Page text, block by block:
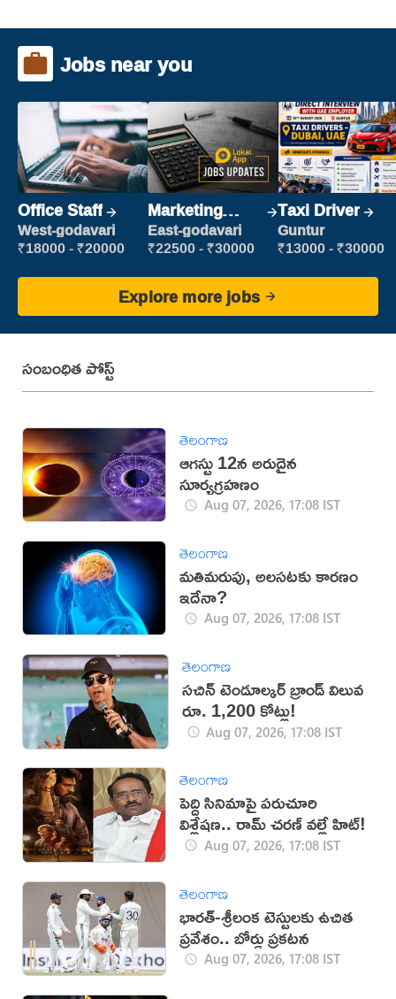
Jobs near you
Office Staff
West-godavari
₹18000 - ₹20000
Marketing
Executive
East-godavari
₹22500 - ₹30000
Taxi Driver
Guntur
₹13000 - ₹30000
Explore more jobs
సంబంధిత పోస్ట్
తెలంగాణ
ఆగస్టు 12న అరుదైన
సూర్యగ్రహణం
Aug 07, 2026, 17:08 IST
తెలంగాణ
మతిమరుపు, అలసటకు కారణం
ఇదేనా?
Aug 07, 2026, 17:08 IST
తెలంగాణ
సచిన్ టెండూల్కర్ బ్రాండ్ విలువ
రూ. 1,200 కోట్లు!
Aug 07, 2026, 17:08 IST
తెలంగాణ
పెద్ది సినిమాపై పరుచూరి
విశ్లేషణ.. రామ్ చరణ్ వల్లే హిట్!
Aug 07, 2026, 17:08 IST
తెలంగాణ
భారత్-శ్రీలంక టెస్టులకు ఉచిత
ప్రవేశం.. బోర్డు ప్రకటన
Aug 07, 2026, 17:08 IST